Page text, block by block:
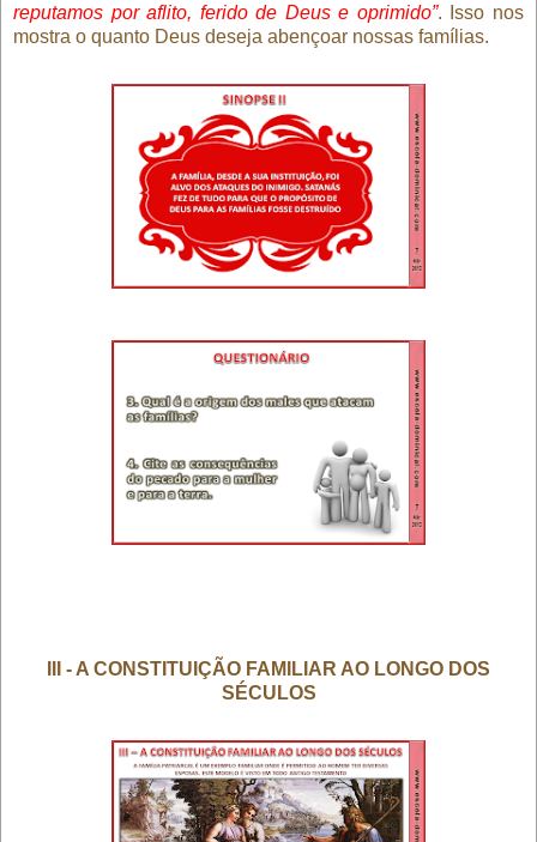
reputamos por aflito, ferido de Deus e oprimido”. Isso nos
mostra o quanto Deus deseja abençoar nossas famílias.
III - A CONSTITUIÇÃO FAMILIAR AO LONGO DOS
SÉCULOS